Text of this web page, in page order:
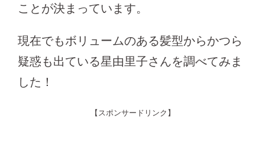
ことが決まっています。
現在でもボリュームのある髪型からかつら
疑惑も出ている星由里子さんを調べてみま
した！
【スポンサードリンク】